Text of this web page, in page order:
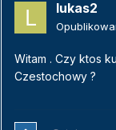
lukas2
Witam . Czy ktos
Czestochowy ?